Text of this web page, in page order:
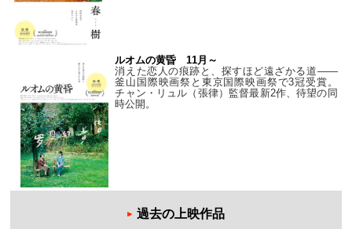
ルオムの黄昏 11月～
消えた恋人の痕跡と、探すほど遠ざかる道——
釜山国際映画祭と東京国際映画祭で3冠受賞。
チャン・リュル（張律）監督最新2作、待望の同
時公開。
過去の上映作品